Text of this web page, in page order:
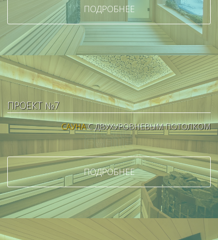
ПОДРОБНЕЕ
ПРОЕКТ №7
САУНАС ДВУХУРОВНЕВЫМ ПОТОЛКОМ
ПОДРОБНЕЕ